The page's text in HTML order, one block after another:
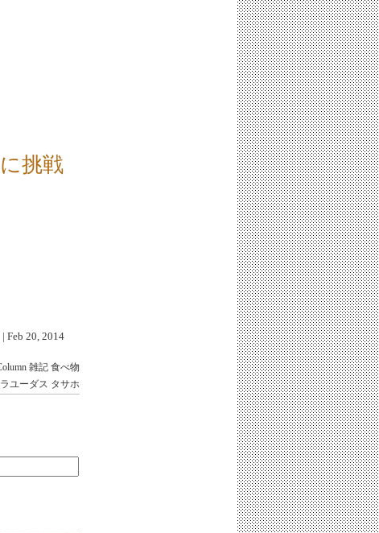
挑戦
Feb 20, 2014
雑記 食べ物
ラユーダス タサホ